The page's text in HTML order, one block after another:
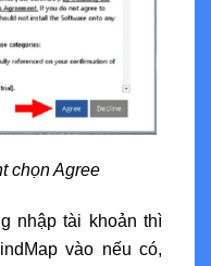
chọn Agree
nhập tài khoản thì
vào nếu có,